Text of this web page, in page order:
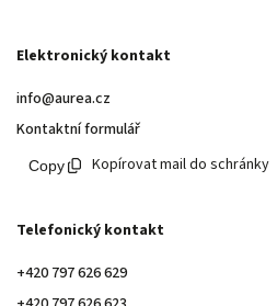
Elektronický kontakt
info@aurea.cz
Kontaktní formulář
Kopírovat mail do schránky
Telefonický kontakt
+420 797 626 629